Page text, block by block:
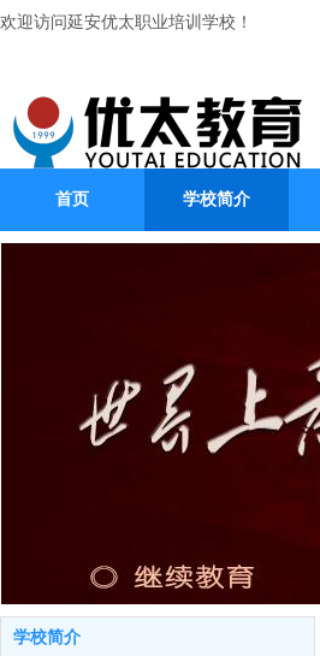
欢迎访问延安优太职业培训学校！
首页 学校简介
学校简介